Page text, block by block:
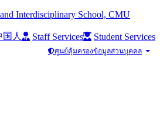
Interdisciplinary School, CMU
国人 Staff Services Student Services
ศูนย์คุ้มครองข้อมูลส่วนบุคคล